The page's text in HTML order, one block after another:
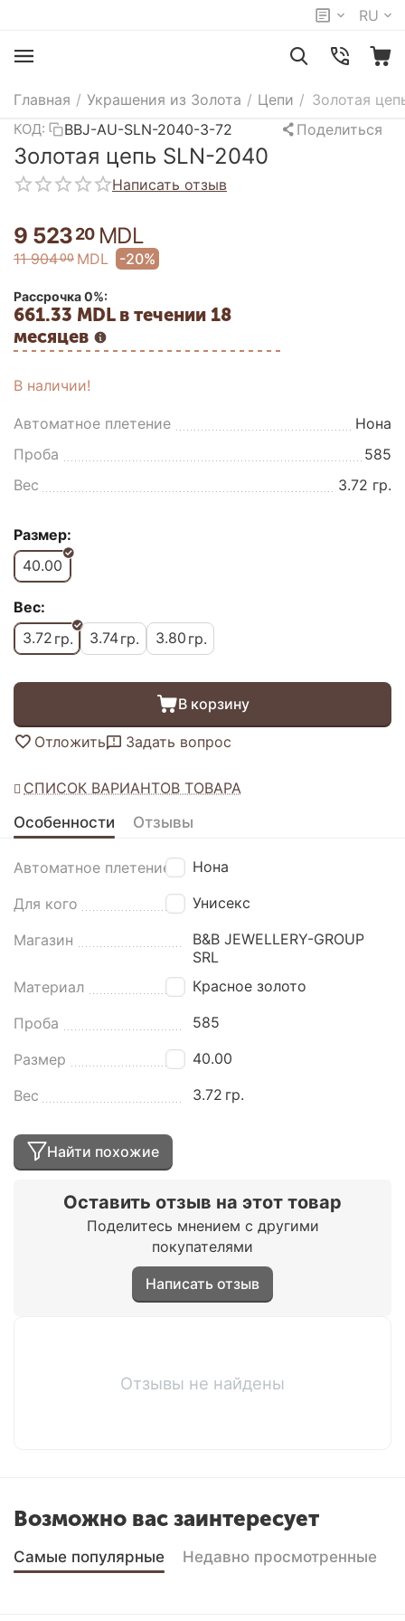
RU
Главная / Украшения из Золота / Цепи / Золотая
КОД: BBJ-AU-SLN-2040-3-72 Поделиться
Золотая цепь SLN-2040
Написать отзыв
9 52320 MDL
11 90400 MDL -20%
Рассрочка 0%:
661.33 MDL в течении 18
месяцев
В наличии!
Автоматное плетение
Нона
Проба
585
Вес
3.72 гр.
Размер:
40.00
Вес:
3.72 гр. 3.74гр. 3.80 гр.
В корзину
Отложить Задать вопрос
СПИСОК ВАРИАНТОВ ТОВАРА
Особенности
Отзывы
Автоматное плетение Нона
Для кого Унисекс
Магазин
B&B JEWELLERY-GROUP
SRL
Материал
Красное золото
Проба 585
Размер 40.00
Вес 3.72 гр.
Найти похожие
Оставить отзыв на этот товар
Поделитесь мнением с другими
покупателями
Написать отзыв
Отзывы не найдены
Возможно вас заинтересует
Самые популярные Недавно просмотренные